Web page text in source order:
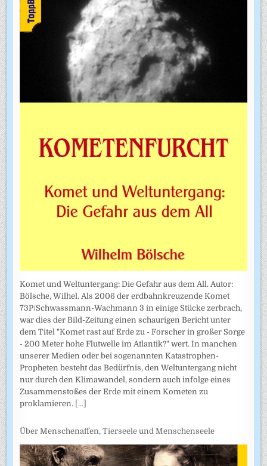
Komet und Weltuntergang: Die Gefahr aus dem All. Autor:
Bölsche, Wilhel. Als 2006 der erdbahnkreuzende Komet
73P/Schwassmann-Wachmann 3 in einige Stücke zerbrach,
war dies der Bild-Zeitung einen schaurigen Bericht unter
dem Titel "Komet rast auf Erde zu - Forscher in großer Sorge
- 200 Meter hohe Flutwelle im Atlantik?" wert. In manchen
unserer Medien oder bei sogenannten Katastrophen-
Propheten besteht das Bedürfnis, den Weltuntergang nicht
nur durch den Klimawandel, sondern auch infolge eines
Zusammenstoßes der Erde mit einem Kometen zu
proklamieren. [...]
Über Menschenaffen, Tierseele und Menschenseele